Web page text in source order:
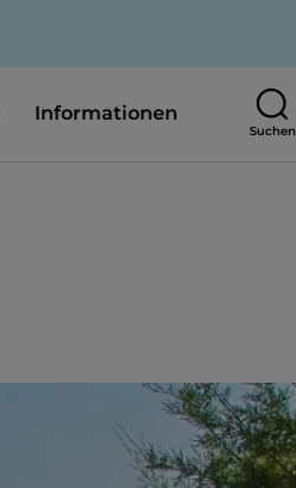
Informationen
Suchen